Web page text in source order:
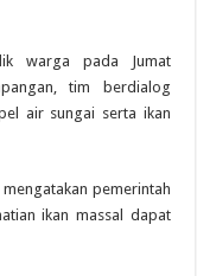
warga pada Jumat
tim berdialog
air sungai serta ikan
pemerintah
ikan massal dapat